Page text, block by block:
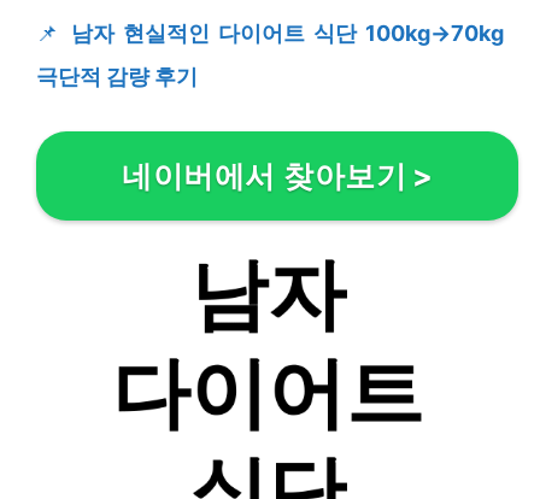
📌 남자 현실적인 다이어트 식단 100kg→70kg
극단적 감량 후기
네이버에서 찾아보기 >